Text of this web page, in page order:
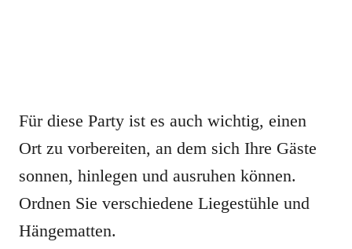
Für diese Party ist es auch wichtig, einen
Ort zu vorbereiten, an dem sich Ihre Gäste
sonnen, hinlegen und ausruhen können.
Ordnen Sie verschiedene Liegestühle und
Hängematten.